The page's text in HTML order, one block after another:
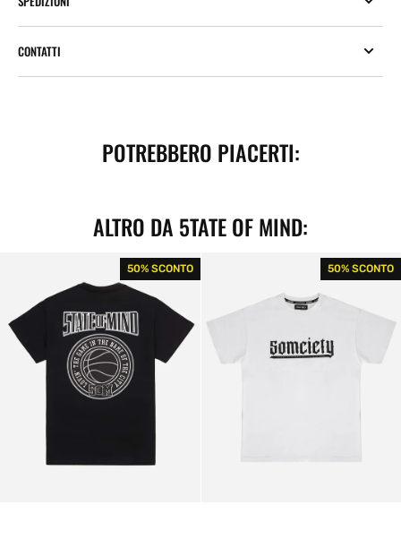
CONTATTI
POTREBBERO PIACERTI:
ALTRO DA 5TATE OF MIND:
Tee
50% SCONTO 5OMCIETY
T-
White
50% SCONTO